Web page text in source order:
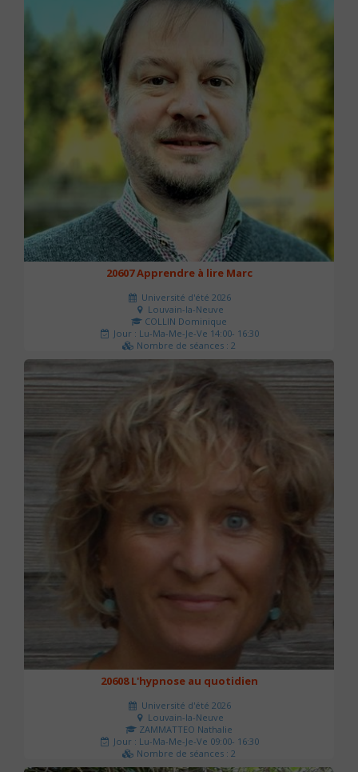
20607 Apprendre à lire Marc
Université d'été 2026
Louvain-la-Neuve
COLLIN Dominique
Jour : Lu-Ma-Me-Je-Ve 14:00- 16:30
Nombre de séances : 2
51 €
20608 L'hypnose au quotidien
Université d'été 2026
Louvain-la-Neuve
ZAMMATTEO Nathalie
Jour : Lu-Ma-Me-Je-Ve 09:00- 16:30
Nombre de séances : 2
140 €